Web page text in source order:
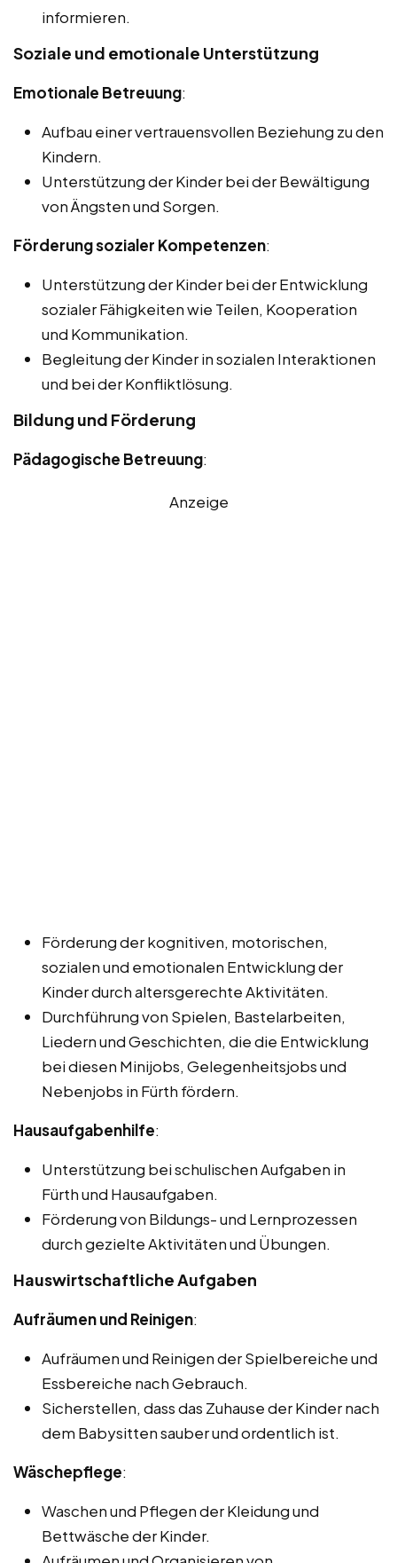
informieren.
Soziale und emotionale Unterstützung
Emotionale Betreuung:
Aufbau einer vertrauensvollen Beziehung zu den
Kindern.
Unterstützung der Kinder bei der Bewältigung
von Ängsten und Sorgen.
Förderung sozialer Kompetenzen:
Unterstützung der Kinder bei der Entwicklung
sozialer Fähigkeiten wie Teilen, Kooperation
und Kommunikation.
Begleitung der Kinder in sozialen Interaktionen
und bei der Konfliktlösung.
Bildung und Förderung
Pädagogische Betreuung:
Anzeige
Förderung der kognitiven, motorischen,
sozialen und emotionalen Entwicklung der
Kinder durch altersgerechte Aktivitäten.
Durchführung von Spielen, Bastelarbeiten,
Liedern und Geschichten, die die Entwicklung
bei diesen Minijobs, Gelegenheitsjobs und
Nebenjobs in Fürth fördern.
Hausaufgabenhilfe:
Unterstützung bei schulischen Aufgaben in
Fürth und Hausaufgaben.
Förderung von Bildungs- und Lernprozessen
durch gezielte Aktivitäten und Übungen.
Hauswirtschaftliche Aufgaben
Aufräumen und Reinigen:
Aufräumen und Reinigen der Spielbereiche und
Essbereiche nach Gebrauch.
Sicherstellen, dass das Zuhause der Kinder nach
dem Babysitten sauber und ordentlich ist.
Wäschepflege:
Waschen und Pflegen der Kleidung und
Bettwäsche der Kinder.